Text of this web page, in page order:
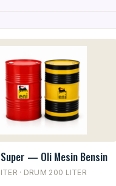
— Oli Mesin Bensin
· DRUM 200 LITER